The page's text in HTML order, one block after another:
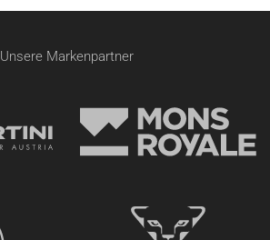
Unsere Markenpartner